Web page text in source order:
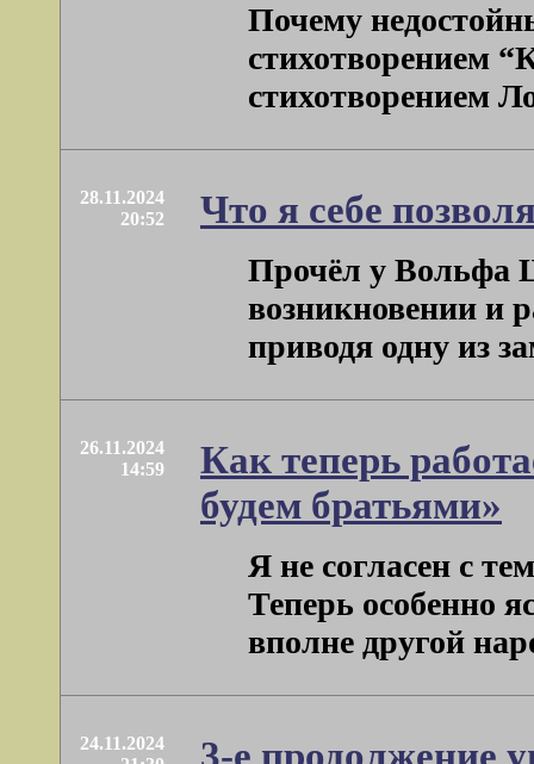
Почему
стихотворением
стихотворением
28.11.2024
20:52
Что я себе
Прочёл у Вольфа
возникновении и
приводя одну из
26.11.2024
14:59
Как теперь
будем братьями»
Я не согласен с
Теперь особенно
вполне другой
24.11.2024